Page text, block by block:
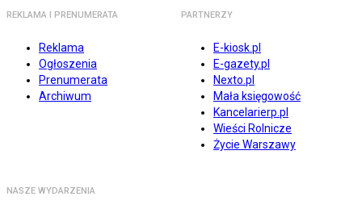
REKLAMA I PRENUMERATA
Reklama
Ogłoszenia
Prenumerata
Archiwum
PARTNERZY
E-kiosk.pl
E-gazety.pl
Nexto.pl
Mała księgowość
Kancelarierp.pl
Wieści Rolnicze
Życie Warszawy
NASZE WYDARZENIA